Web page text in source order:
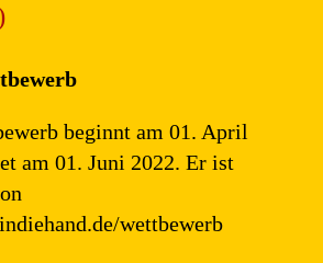
beginnt am 01. April
am 01. Juni 2022. Er ist
wettbewerb